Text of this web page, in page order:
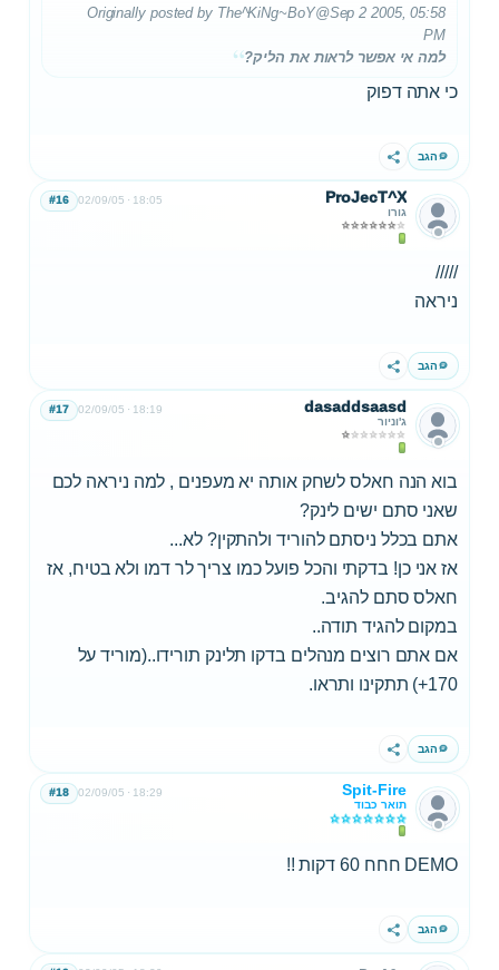
Originally posted by The^KiNg~BoY@Sep 2 2005, 05:58
PM
למה אי אפשר לראות את הליק?
כי אתה דפוק
הגב שתף
ProJecT^X
גורו
02/09/05 18:05
#16
/////
ניראה
הגב שתף
dasaddsaasd
ג'וניור
02/09/05 18:19
#17
בוא הנה חאלס לשחק אותה יא מעפנים , למה ניראה לכם
שאני סתם ישים לינק?
אתם בכלל ניסתם להוריד ולהתקין? לא...
אז אני כן! בדקתי והכל פועל כמו צריך לר דמו ולא בטיח, אז
חאלס סתם להגיב.
במקום להגיד תודה..
אם אתם רוצים מנהלים בדקו תלינק תורידו..(מוריד על
170+) תתקינו ותראו.
הגב שתף
Spit-Fire
תואר כבוד
02/09/05 18:29
#18
DEMO חחח 60 דקות !!
הגב שתף